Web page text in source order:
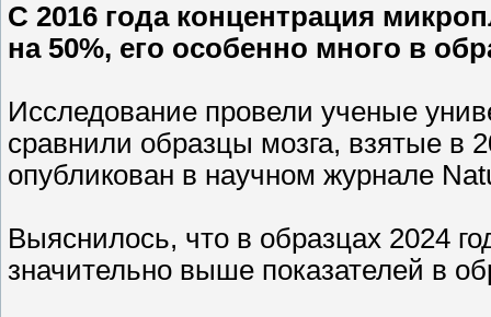
С 2016 года концентрация
на 50%, его особенно много в
Исследование провели ученые
сравнили образцы мозга, взятые в
опубликован в научном журнале
Выяснилось, что в образцах 2024
значительно выше показателей в